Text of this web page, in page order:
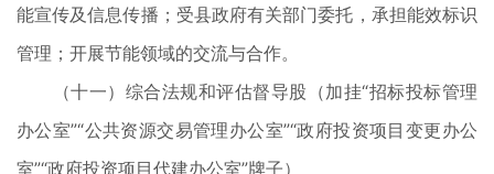
能宣传及信息传播；受县政府有关部门委托，承担能效标识
管理；开展节能领域的交流与合作。
（十一）综合法规和评估督导股（加挂“招标投标管理
办公室”“公共资源交易管理办公室”“政府投资项目变更办公
室”“政府投资项目代建办公室”牌子）